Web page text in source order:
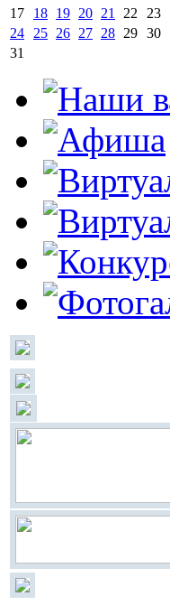
17
18 19 20 21 22
23
24
25 26 27 28 29 30
31